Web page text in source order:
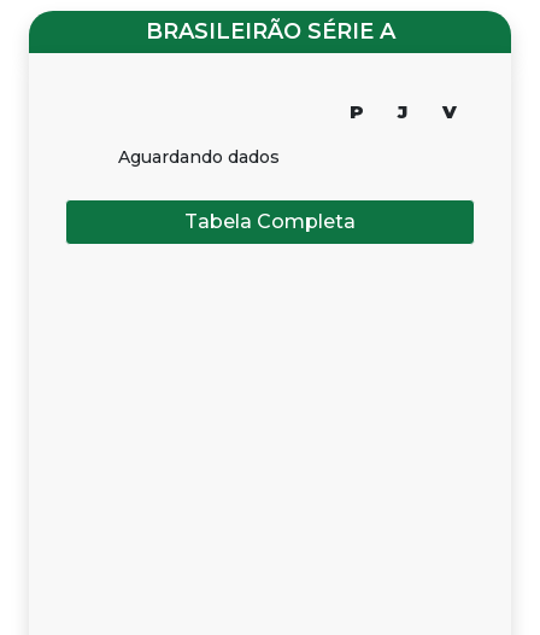
BRASILEIRÃO SÉRIE A
P J V
Aguardando dados
Tabela Completa